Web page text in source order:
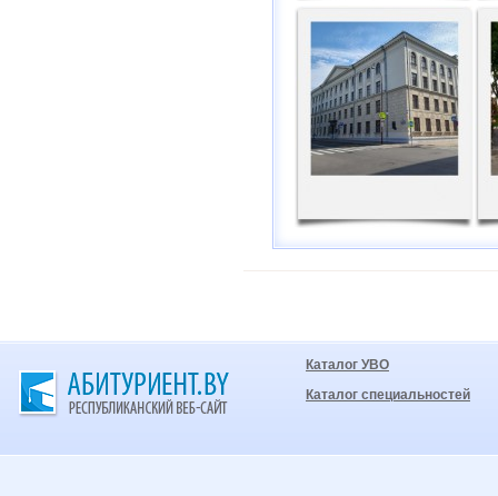
Каталог УВО
Каталог специальностей